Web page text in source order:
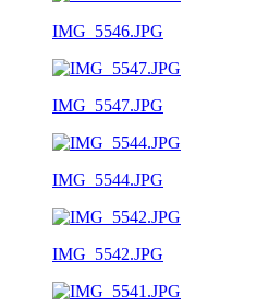
IMG_5546.JPG
IMG_5547.JPG
IMG_5544.JPG
IMG_5542.JPG